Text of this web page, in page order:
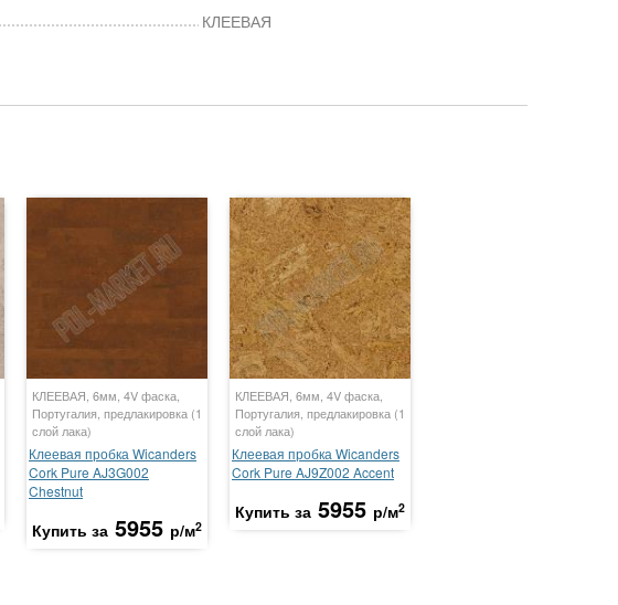
КЛЕЕВАЯ
КЛЕЕВАЯ, 6мм, 4V фаска,
Португалия, предлакировка (1
слой лака)
Клеевая пробка Wicanders
Cork Pure AJ3G002
Chestnut
Купить за 5955 р/м2
КЛЕЕВАЯ, 6мм, 4V фаска,
Португалия, предлакировка (1
слой лака)
Клеевая пробка Wicanders
Cork Pure AJ9Z002 Accent
Купить за 5955 р/м2